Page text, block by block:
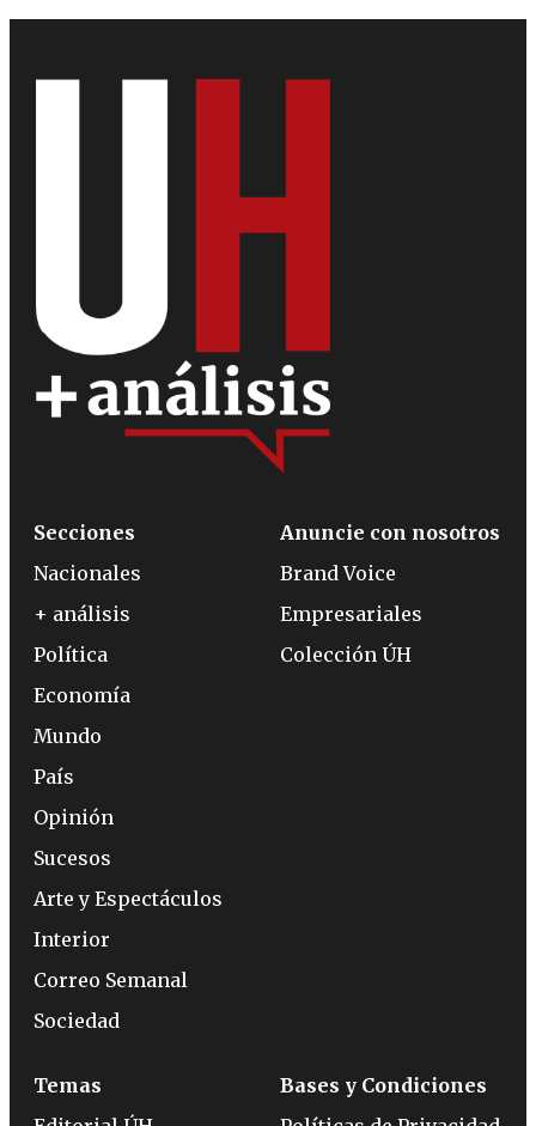
Secciones
Nacionales
+ análisis
Política
Economía
Mundo
País
Opinión
Sucesos
Arte y Espectáculos
Interior
Correo Semanal
Sociedad
Anuncie con nosotros
Brand Voice
Empresariales
Colección ÚH
Temas
Bases y Condiciones